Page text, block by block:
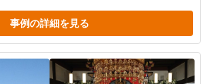
事例の詳細を見る